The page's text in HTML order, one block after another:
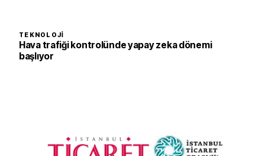
TEKNOLOJI
Hava trafiği kontrolünde yapay zeka dönemi
başlıyor